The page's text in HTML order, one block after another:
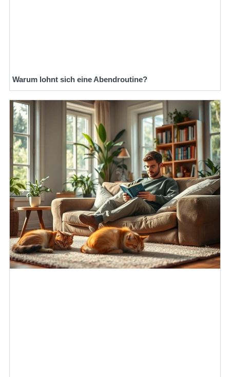
Warum lohnt sich eine Abendroutine?